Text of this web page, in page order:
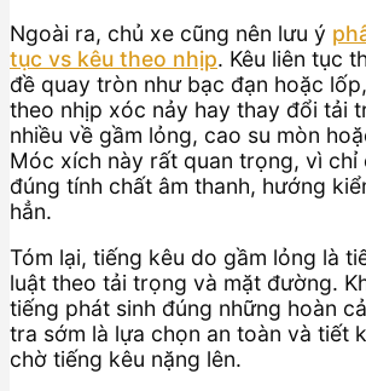
Ngoài ra, chủ xe cũng nên lưu ý
tục vs kêu theo nhịp. Kêu liên tục
đề quay tròn như bạc đạn hoặc
theo nhịp xóc nảy hay thay đổi tải
nhiều về gầm lỏng, cao su mòn
Móc xích này rất quan trọng, vì chỉ
đúng tính chất âm thanh, hướng
hẳn.
Tóm lại, tiếng kêu do gầm lỏng là
luật theo tải trọng và mặt đường.
tiếng phát sinh đúng những hoàn
tra sớm là lựa chọn an toàn và tiết
chờ tiếng kêu nặng lên.